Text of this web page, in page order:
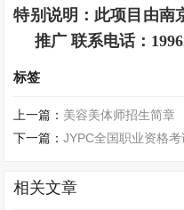
特别说明：此项目由南
推广 联系电话：
标签
上一篇： 美容美体师招生简章
下一篇：JYPC全国职业资格
相关文章